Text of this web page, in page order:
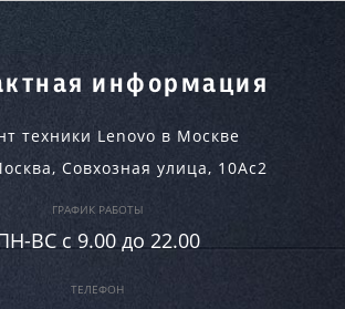
информация
техники Lenovo в Москве
, Совхозная улица, 10Ас2
ГРАФИК РАБОТЫ
ВC c 9.00 до 22.00
ТЕЛЕФОН